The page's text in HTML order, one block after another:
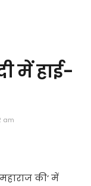
में हाई-
am
की‘ में